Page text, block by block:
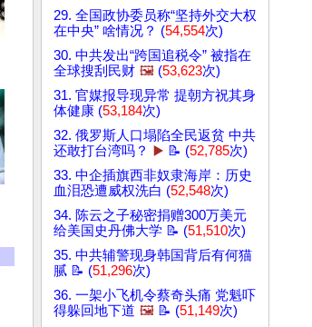
29. 全国政协委员称“坚持外交大权
在中央” 啥情况？ (54,554次)
30. 中共发出“跨国追税令” 被指在
全球搜刮民财 🖼️ (53,623次)
31. 官媒报导现异常 提朝方祝其身
体健康 (53,184次)
32. 俄罗斯人口塌陷全民返贫 中共
还敢打台湾吗？
▶️ 📝 (52,785次)
33. 中企插旗西非奴隶海岸：历史
血泪恐遭威权洗白 (52,548次)
34. 陈云之子秘密捐赠300万美元
给美国史丹佛大学 📝 (51,510次)
35. 中共辅警现身韩国背后有何猫
腻 📝 (51,296次)
36. 一架小飞机令蔡奇头痛 党魁吓
得躲回地下道 🖼️ 📝 (51,149次)